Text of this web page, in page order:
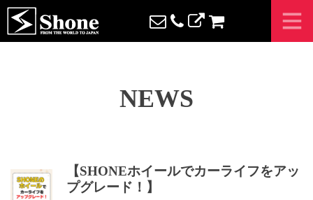
NEWS
【SHONEホイールでカーライフをアッ
プグレード！】